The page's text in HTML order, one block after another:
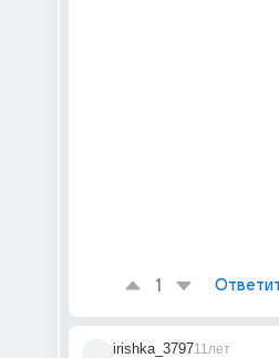
1
irishka_379711лет